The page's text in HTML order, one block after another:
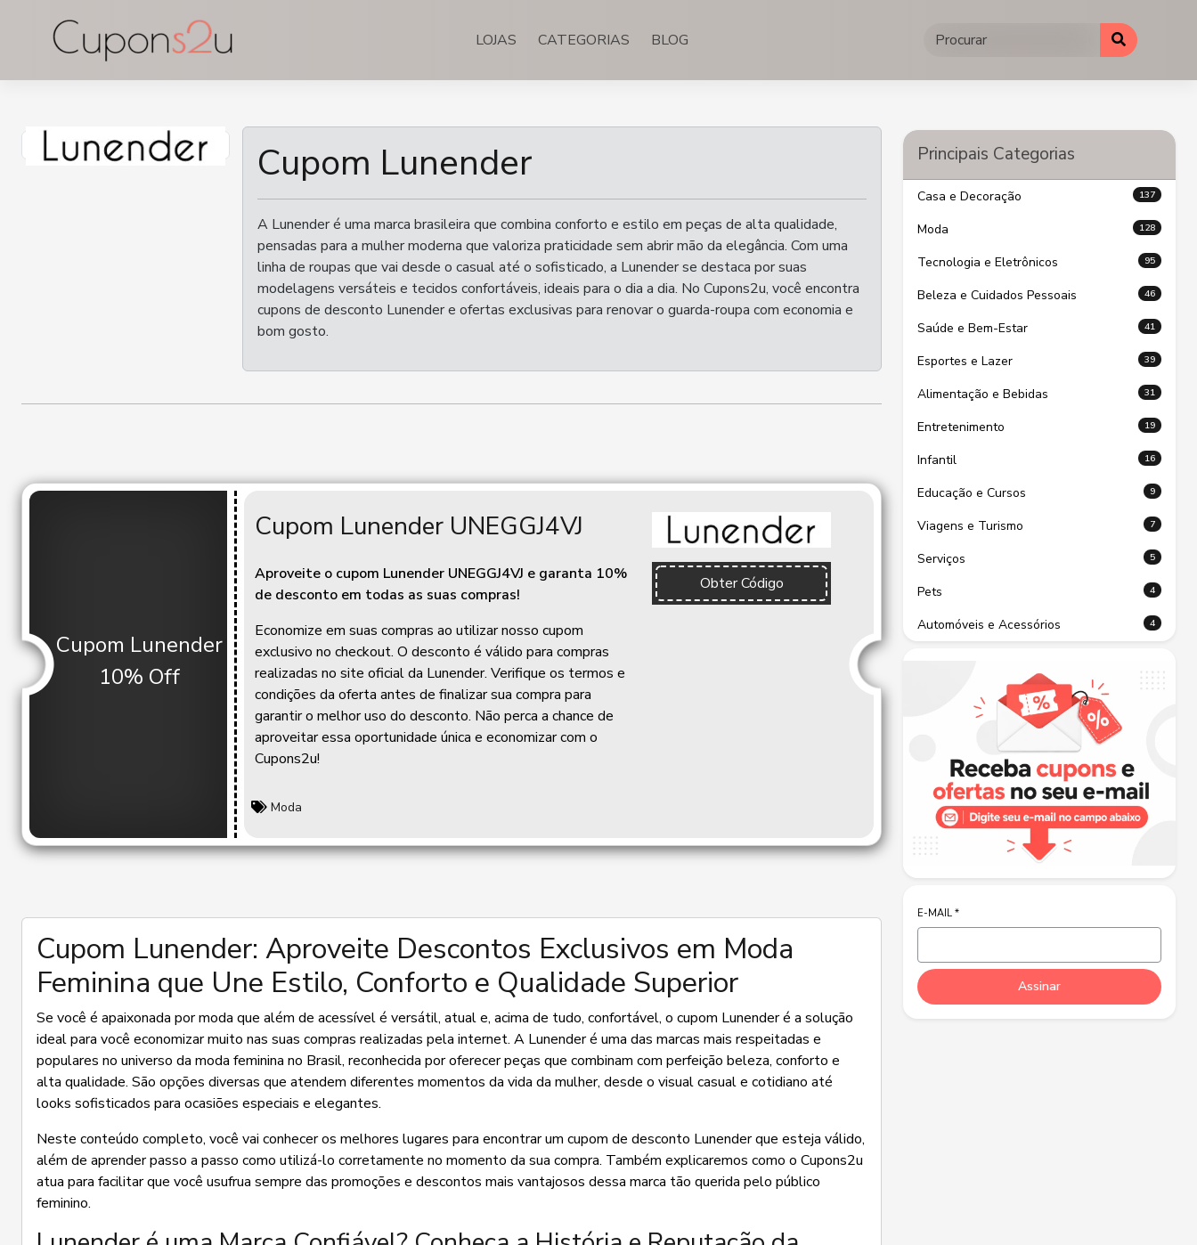
LOJAS CATEGORIAS BLOG
Cupom Lunender
A Lunender é uma marca brasileira que combina conforto e estilo em peças de alta qualidade,
pensadas para a mulher moderna que valoriza praticidade sem abrir mão da elegância. Com uma
linha de roupas que vai desde o casual até o sofisticado, a Lunender se destaca por suas
modelagens versáteis e tecidos confortáveis, ideais para o dia a dia. No Cupons2u, você encontra
cupons de desconto Lunender e ofertas exclusivas para renovar o guarda-roupa com economia e
bom gosto.
Cupom Lunender
10% Off
Cupom Lunender UNEGGJ4VJ
Aproveite o cupom Lunender UNEGGJ4VJ e garanta 10%
de desconto em todas as suas compras!
Economize em suas compras ao utilizar nosso cupom
exclusivo no checkout. O desconto é válido para compras
realizadas no site oficial da Lunender. Verifique os termos e
condições da oferta antes de finalizar sua compra para
garantir o melhor uso do desconto. Não perca a chance de
aproveitar essa oportunidade única e economizar com o
Cupons2u!
Obter Código
Moda
Cupom Lunender: Aproveite Descontos Exclusivos em Moda
Feminina que Une Estilo, Conforto e Qualidade Superior
Se você é apaixonada por moda que além de acessível é versátil, atual e, acima de tudo, confortável, o cupom Lunender é a solução
ideal para você economizar muito nas suas compras realizadas pela internet. A Lunender é uma das marcas mais respeitadas e
populares no universo da moda feminina no Brasil, reconhecida por oferecer peças que combinam com perfeição beleza, conforto e
alta qualidade. São opções diversas que atendem diferentes momentos da vida da mulher, desde o visual casual e cotidiano até
looks sofisticados para ocasiões especiais e elegantes.
Neste conteúdo completo, você vai conhecer os melhores lugares para encontrar um cupom de desconto Lunender que esteja válido,
além de aprender passo a passo como utilizá-lo corretamente no momento da sua compra. Também explicaremos como o Cupons2u
atua para facilitar que você usufrua sempre das promoções e descontos mais vantajosos dessa marca tão querida pelo público
feminino.
Principais Categorias
Casa e Decoração 137
Moda 128
Tecnologia e Eletrônicos 95
Beleza e Cuidados Pessoais 46
Saúde e Bem-Estar 41
Esportes e Lazer 39
Alimentação e Bebidas 31
Entretenimento 19
Infantil 16
Educação e Cursos 9
Viagens e Turismo 7
Serviços 5
Pets 4
Automóveis e Acessórios 4
E-MAIL *
Assinar